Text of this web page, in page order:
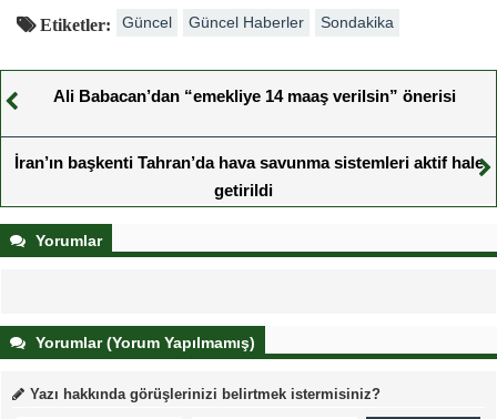
Etiketler: Güncel Güncel Haberler Sondakika
Ali Babacan’dan “emekliye 14 maaş verilsin” önerisi
İran’ın başkenti Tahran’da hava savunma sistemleri aktif hale
getirildi
Yorumlar
Yorumlar (Yorum Yapılmamış)
Yazı hakkında görüşlerinizi belirtmek istermisiniz?